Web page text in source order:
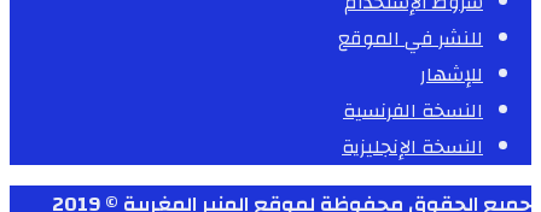
للنشر في الموقع
للإشهار
النسخة الفرنسية
النسخة الإنجليزية
جميع الحقوق محفوظة لموقع المنبر المغربية © 2019